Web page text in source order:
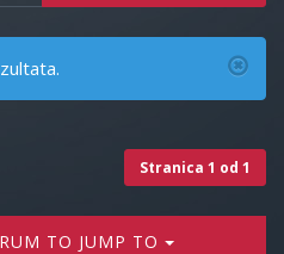
Stranica 1 od 1
TO JUMP TO